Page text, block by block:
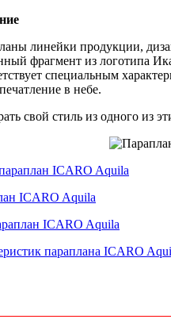
линейки продукции,
фрагмент из логотипа
специальным
в небе.
свой стиль из одного из
ICARO Aquila
ICARO Aquila
ICARO Aquila
параплана ICARO